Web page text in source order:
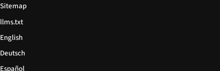
Sitemap
llms.txt
English
Deutsch
Español